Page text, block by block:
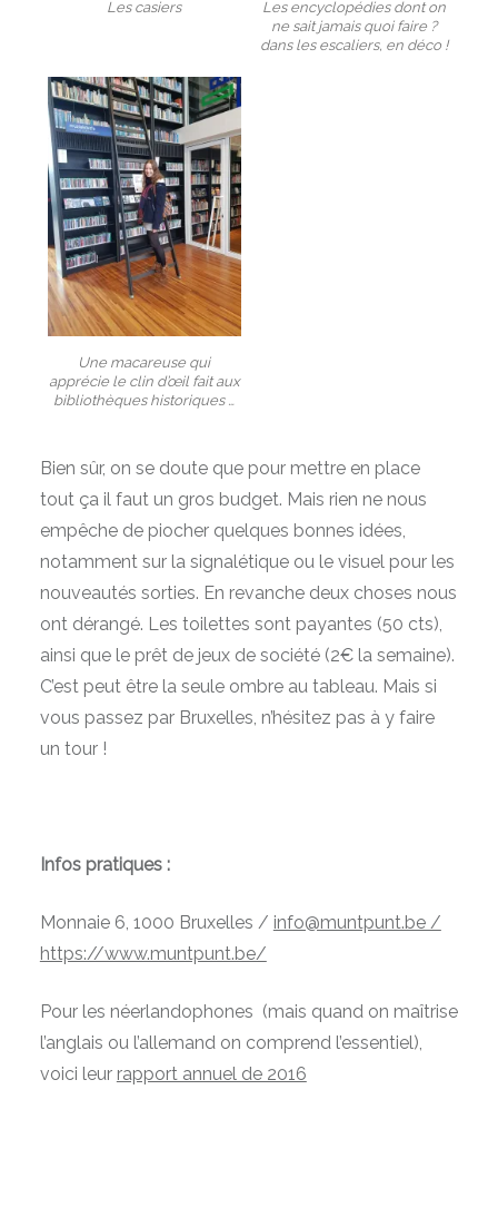
Les casiers
Les encyclopédies dont on
ne sait jamais quoi faire ?
dans les escaliers, en déco !
Une macareuse qui
apprécie le clin d’œil fait aux
bibliothèques historiques …
Bien sûr, on se doute que pour mettre en place
tout ça il faut un gros budget. Mais rien ne nous
empêche de piocher quelques bonnes idées,
notamment sur la signalétique ou le visuel pour les
nouveautés sorties. En revanche deux choses nous
ont dérangé. Les toilettes sont payantes (50 cts),
ainsi que le prêt de jeux de société (2€ la semaine).
C’est peut être la seule ombre au tableau. Mais si
vous passez par Bruxelles, n’hésitez pas à y faire
un tour !
Infos pratiques :
Monnaie 6, 1000 Bruxelles / info@muntpunt.be /
https://www.muntpunt.be/
Pour les néerlandophones (mais quand on maîtrise
l’anglais ou l’allemand on comprend l’essentiel),
voici leur rapport annuel de 2016